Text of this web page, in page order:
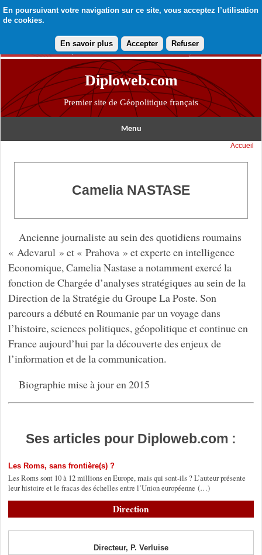
En poursuivant votre navigation sur ce site, vous acceptez l’utilisation
de cookies.
En savoir plus Accepter Refuser
Diploweb.com
Premier site de Géopolitique français
Menu
Accueil
Camelia NASTASE
Ancienne journaliste au sein des quotidiens roumains
« Adevarul » et « Prahova » et experte en intelligence
Economique, Camelia Nastase a notamment exercé la
fonction de Chargée d’analyses stratégiques au sein de la
Direction de la Stratégie du Groupe La Poste. Son
parcours a débuté en Roumanie par un voyage dans
l’histoire, sciences politiques, géopolitique et continue en
France aujourd’hui par la découverte des enjeux de
l’information et de la communication.
Biographie mise à jour en 2015
Ses articles pour Diploweb.com :
Les Roms, sans frontière(s) ?
Les Roms sont 10 à 12 millions en Europe, mais qui sont-ils ? L’auteur présente
leur histoire et le fracas des échelles entre l’Union européenne (…)
Direction
Directeur, P. Verluise